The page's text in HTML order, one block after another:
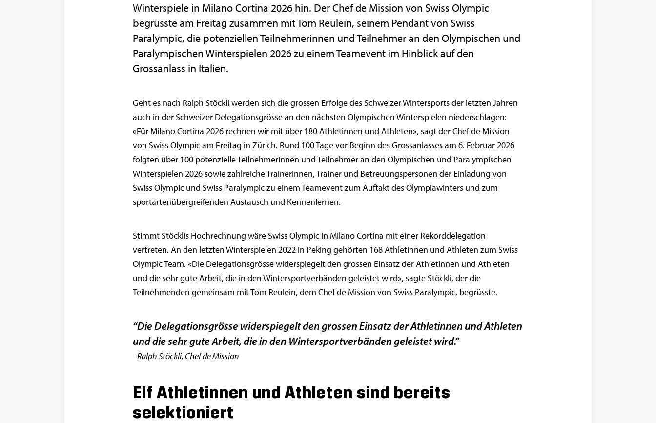
Winterspiele in Milano Cortina 2026 hin. Der Chef de Mission von Swiss Olympic
begrüsste am Freitag zusammen mit Tom Reulein, seinem Pendant von Swiss
Paralympic, die potenziellen Teilnehmerinnen und Teilnehmer an den Olympischen und
Paralympischen Winterspielen 2026 zu einem Teamevent im Hinblick auf den
Grossanlass in Italien.
Geht es nach Ralph Stöckli werden sich die grossen Erfolge des Schweizer Wintersports der letzten Jahren
auch in der Schweizer Delegationsgrösse an den nächsten Olympischen Winterspielen niederschlagen:
«Für Milano Cortina 2026 rechnen wir mit über 180 Athletinnen und Athleten», sagt der Chef de Mission
von Swiss Olympic am Freitag in Zürich. Rund 100 Tage vor Beginn des Grossanlasses am 6. Februar 2026
folgten über 100 potenzielle Teilnehmerinnen und Teilnehmer an den Olympischen und Paralympischen
Winterspielen 2026 sowie zahlreiche Trainerinnen, Trainer und Betreuungspersonen der Einladung von
Swiss Olympic und Swiss Paralympic zu einem Teamevent zum Auftakt des Olympiawinters und zum
sportartenübergreifenden Austausch und Kennenlernen.
Stimmt Stöcklis Hochrechnung wäre Swiss Olympic in Milano Cortina mit einer Rekorddelegation
vertreten. An den letzten Winterspielen 2022 in Peking gehörten 168 Athletinnen und Athleten zum Swiss
Olympic Team. «Die Delegationsgrösse widerspiegelt den grossen Einsatz der Athletinnen und Athleten
und die sehr gute Arbeit, die in den Wintersportverbänden geleistet wird», sagte Stöckli, der die
Teilnehmenden gemeinsam mit Tom Reulein, dem Chef de Mission von Swiss Paralympic, begrüsste.
“Die Delegationsgrösse widerspiegelt den grossen Einsatz der Athletinnen und Athleten
und die sehr gute Arbeit, die in den Wintersportverbänden geleistet wird.”
- Ralph Stöckli, Chef de Mission
Elf Athletinnen und Athleten sind bereits
selektioniert